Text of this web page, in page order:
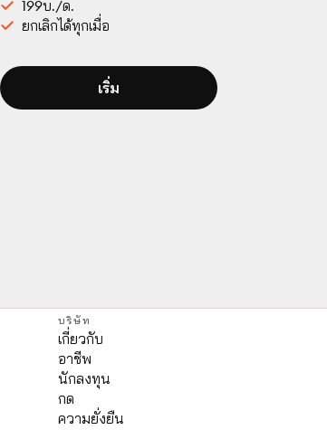
199บ./ด.
ยกเลิกได้ทุกเมื่อ
เริ่ม
บริษัท
เกี่ยวกับ
อาชีพ
นักลงทุน
กด
ความยั่งยืน